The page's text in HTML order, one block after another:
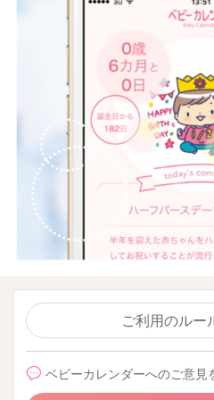
ご利用のルー
ベビーカレンダーへのご意見